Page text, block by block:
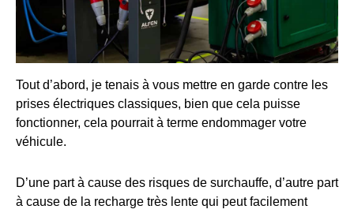
Tout d’abord, je tenais à vous mettre en garde contre les
prises électriques classiques, bien que cela puisse
fonctionner, cela pourrait à terme endommager votre
véhicule.
D’une part à cause des risques de surchauffe, d’autre part
à cause de la recharge très lente qui peut facilement